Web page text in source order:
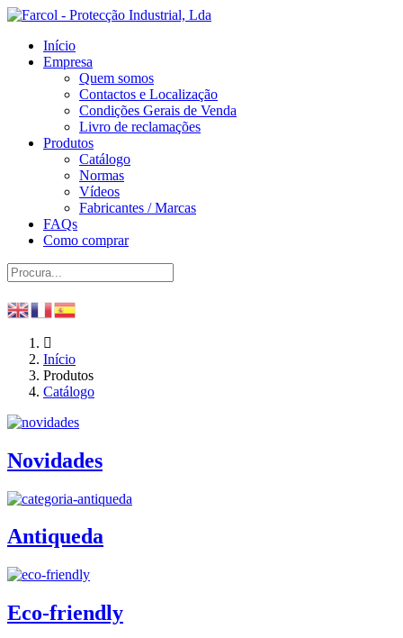
Início
Empresa
Quem somos
Contactos e Localização
Condições Gerais de Venda
Livro de reclamações
Produtos
Catálogo
Normas
Vídeos
Fabricantes / Marcas
FAQs
Como comprar
Início
Produtos
Catálogo
Novidades
Antiqueda
Eco-friendly